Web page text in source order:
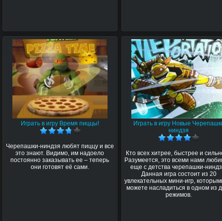
Играть в игру Время пиццы!
Черепашки-ниндзя любят пиццу и все
это знают. Видимо, им надоело
постоянно заказывать ее – теперь
они готовят её сами.
Играть в игру Новые
ниндзя
Кто всех хитрее, быстрее и
Разумеется, это всеми нами
еще с детства черепашки-
Данная игра состоит из 20
увлекательных мини-игр,
можете насладиться в одном из
режимов.